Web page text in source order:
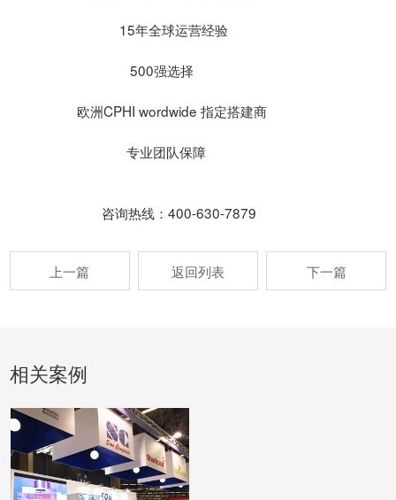
15年全球运营经验
500强选择
欧洲CPHI wordwide 指定搭建商
专业团队保障
咨询热线：400-630-7879
上一篇 返回列表 下一篇
相关案例